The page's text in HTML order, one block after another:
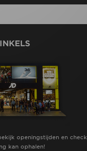
openingstijden en check
kan ophalen!